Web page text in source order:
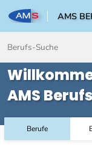
AMS
AMS
Berufe